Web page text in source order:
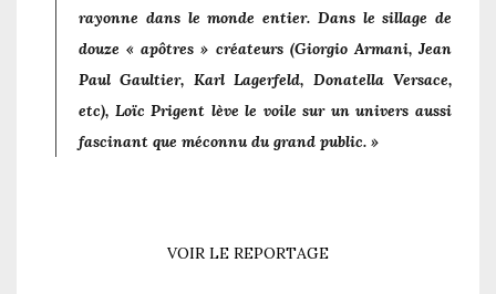
rayonne dans le monde entier. Dans le sillage de
douze « apôtres » créateurs (Giorgio Armani, Jean
Paul Gaultier, Karl Lagerfeld, Donatella Versace,
etc), Loïc Prigent lève le voile sur un univers aussi
fascinant que méconnu du grand public. »
VOIR LE REPORTAGE